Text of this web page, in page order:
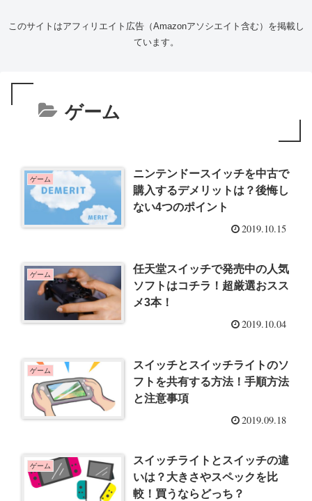
このサイトはアフィリエイト広告（Amazonアソシエイト含む）を掲載し
ています。
ゲーム
ゲーム
ニンテンドースイッチを中古で
購入するデメリットは？後悔し
ない4つのポイント
2019.10.15
ゲーム
任天堂スイッチで発売中の人気
ソフトはコチラ！超厳選おスス
メ3本！
2019.10.04
ゲーム
スイッチとスイッチライトのソ
フトを共有する方法！手順方法
と注意事項
2019.09.18
ゲーム
スイッチライトとスイッチの違
いは？大きさやスペックを比
較！買うならどっち？